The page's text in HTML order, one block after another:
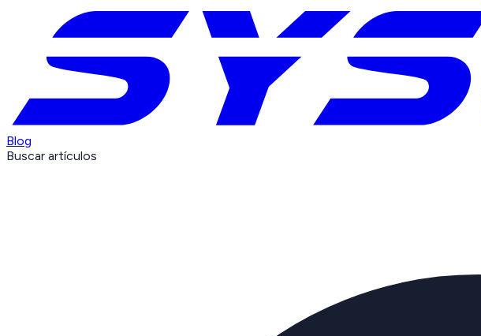
Blog
Buscar artículos